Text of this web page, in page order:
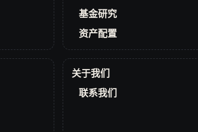
基金研究
资产配置
关于我们
联系我们